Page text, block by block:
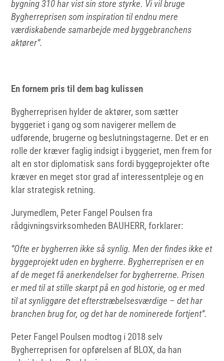
bygning 310 har vist sin store styrke. Vi vil bruge
Bygherreprisen som inspiration til endnu mere
værdiskabende samarbejde med byggebranchens
aktører”.
En fornem pris til dem bag kulissen
Bygherreprisen hylder de aktører, som sætter
byggeriet i gang og som navigerer mellem de
udførende, brugerne og beslutningstagerne. Det er en
rolle der kræver faglig indsigt i byggeriet, men frem for
alt en stor diplomatisk sans fordi byggeprojekter ofte
kræver en meget stor grad af interessentpleje og en
klar strategisk retning.
Jurymedlem, Peter Fangel Poulsen fra
rådgivningsvirksomheden BAUHERR, forklarer:
”Ofte er bygherren ikke så synlig. Men der findes ikke et
byggeprojekt uden en bygherre. Bygherreprisen er en
af de meget få anerkendelser for bygherrerne. Prisen
er med til at stille skarpt på en god historie, og er med
til at synliggøre det efterstræbelsesværdige – det har
branchen brug for, og det har de nominerede fortjent”.
Peter Fangel Poulsen modtog i 2018 selv
Bygherreprisen for opførelsen af BLOX, da han